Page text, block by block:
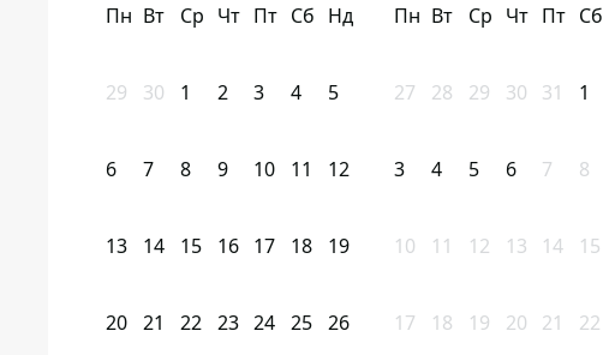
Пн Вт Ср Чт Пт Сб Нд
29 30 1 2 3 4 5
6 7 8 9 10 11 12
13 14 15 16 17 18 19
20 21 22 23 24 25 26
Пн Вт Ср Чт Пт Сб
27 28 29 30 31 1
3 4 5 6 7 8
10 11 12 13 14 15
17 18 19 20 21 22